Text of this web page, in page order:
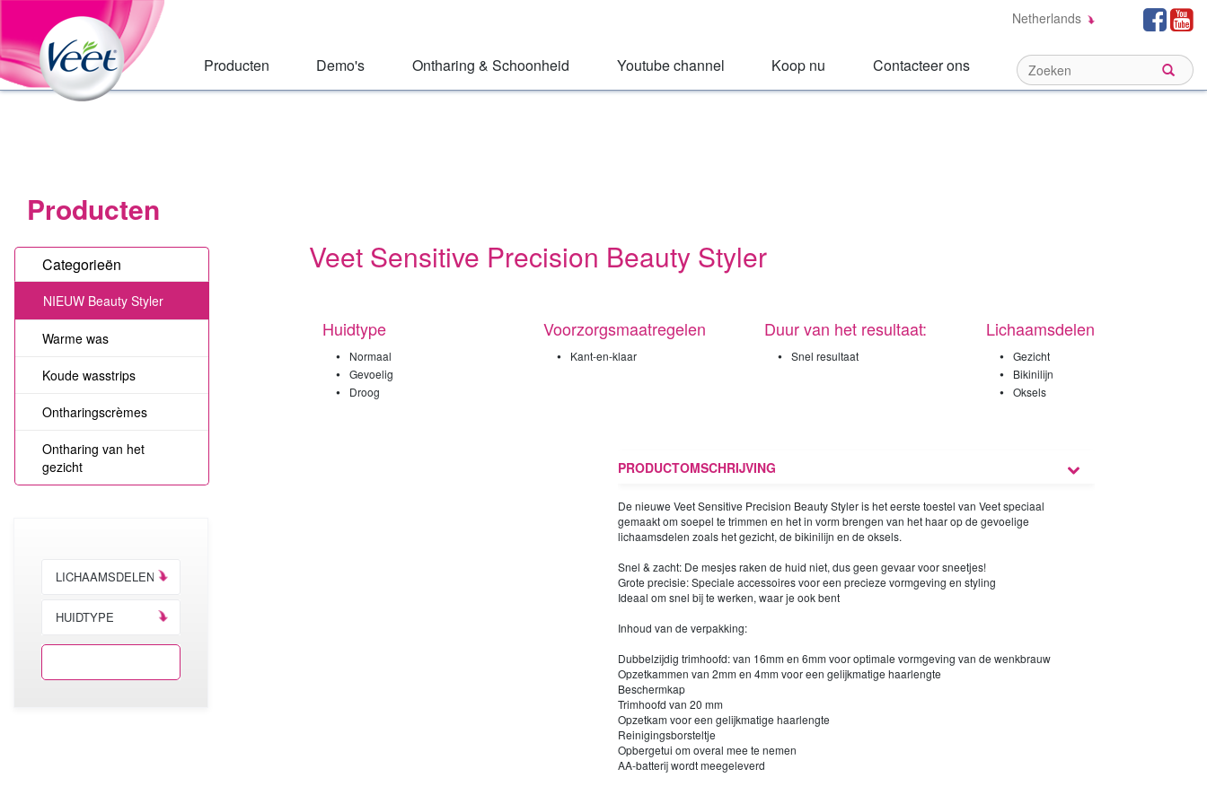
Primary
Navigation,
Main
Content
Huis Social
Links:
Netherlands
Main
Navigation Producten Demo's Ontharing & Schoonheid Youtube channel Koop nu Contacteer ons
Producten
Veet Sensitive Precision Beauty Styler
Huidtype
• Normaal
• Gevoelig
• Droog
Voorzorgsmaatregelen
• Kant-en-klaar
Duur van het resultaat:
• Snel resultaat
Lichaamsdelen
• Gezicht
• Bikinilijn
• Oksels
PRODUCTOMSCHRIJVING
De nieuwe Veet Sensitive Precision Beauty Styler is het eerste toestel van Veet speciaal
gemaakt om soepel te trimmen en het in vorm brengen van het haar op de gevoelige
lichaamsdelen zoals het gezicht, de bikinilijn en de oksels.
Snel & zacht: De mesjes raken de huid niet, dus geen gevaar voor sneetjes!
Grote precisie: Speciale accessoires voor een precieze vormgeving en styling
Ideaal om snel bij te werken, waar je ook bent
Inhoud van de verpakking:
Dubbelzijdig trimhoofd: van 16mm en 6mm voor optimale vormgeving van de wenkbrauw
Opzetkammen van 2mm en 4mm voor een gelijkmatige haarlengte
Beschermkap
Trimhoofd van 20 mm
Opzetkam voor een gelijkmatige haarlengte
Reinigingsborsteltje
Opbergetui om overal mee te nemen
AA-batterij wordt meegeleverd
Categorieën
NIEUW Beauty Styler
Warme was
Koude wasstrips
Ontharingscrèmes
Ontharing van het
gezicht
LICHAAMSDELEN
HUIDTYPE